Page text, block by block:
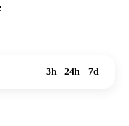
3h 24h 7d